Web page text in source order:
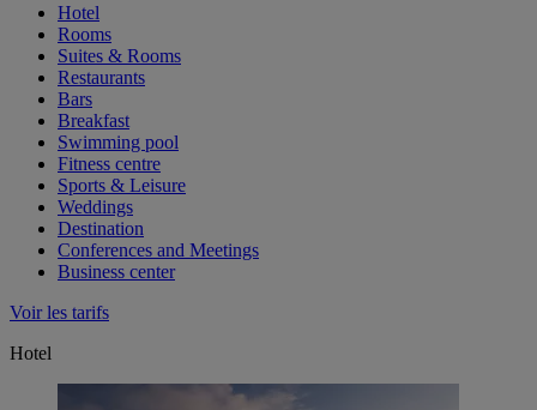
Hotel
Rooms
Suites & Rooms
Restaurants
Bars
Breakfast
Swimming pool
Fitness centre
Sports & Leisure
Weddings
Destination
Conferences and Meetings
Business center
Voir les tarifs
Hotel